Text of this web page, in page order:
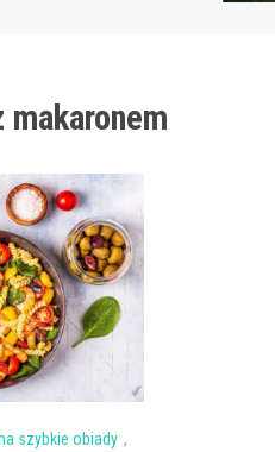
makaronem
szybkie obiady ,